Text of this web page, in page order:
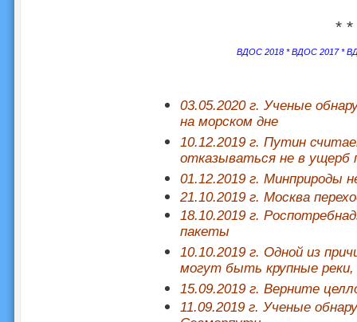
* *
ВДОС 2018*ВДОС 2017*
03.05.2020 г. Ученые
на морском дне
10.12.2019 г. Путин
отказываться не в ущерб
01.12.2019 г. Минприроды
21.10.2019 г. Москва
18.10.2019 г.
пакеты
10.10.2019 г. Одной из
могут быть крупные
15.09.2019 г. Верните
11.09.2019 г. Ученые